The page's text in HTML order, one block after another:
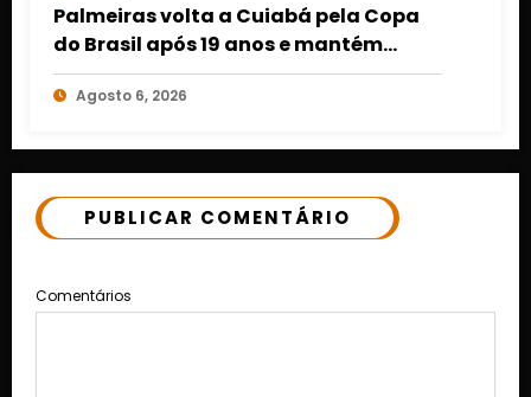
Palmeiras volta a Cuiabá pela Copa
do Brasil após 19 anos e mantém
retrospecto invicto em Mato Grosso
Agosto 6, 2026
PUBLICAR COMENTÁRIO
Comentários